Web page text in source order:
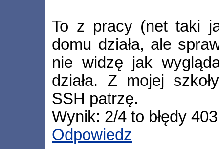
To z pracy (net taki
domu działa, ale
nie widzę jak
działa. Z mojej
SSH patrzę.
Wynik: 2/4 to błędy
Odpowiedz